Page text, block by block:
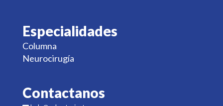
Especialidades
Columna
Neurocirugía
Contactanos